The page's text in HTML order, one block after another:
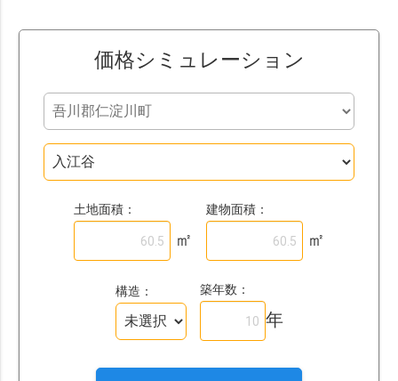
価格シミュレーション
土地面積：
㎡
建物面積：
㎡
構造： 築年数：
年